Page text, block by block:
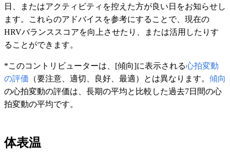
日、またはアクティビティを控えた方が良い日をお知らせし
ます。これらのアドバイスを参考にすることで、現在の
HRVバランススコアを向上させたり、または活用したりす
ることができます。
*このコントリビューターは、[傾向]に表示される心拍変動
の評価 （要注意、適切、良好、最適）とは異なります。 傾向
の心拍変動の評価は、長期の平均と比較した過去7日間の心
拍変動の平均です。
体表温